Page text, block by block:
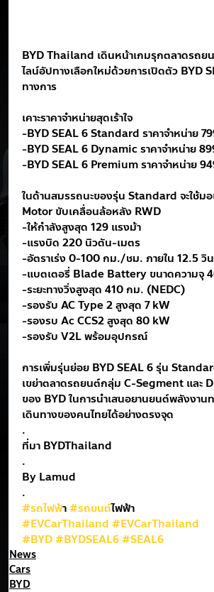
BYD Thailand เดินหน้าเกมรุกตลาดรถย
ไลน์อัปทางเลือกใหม่ด้วยการเปิดตัว BYD
ทางการ
เคาะราคาจำหน่ายสุดเร้าใจ
-BYD SEAL 6 Standard ราคาจำหน่าย
-BYD SEAL 6 Dynamic ราคาจำหน่าย
-BYD SEAL 6 Premium ราคาจำหน่าย
ในด้านสมรรถนะของรุ่น Standard จะใช้
Motor ขับเคลื่อนล้อหลัง RWD
-ให้กำลังสูงสุด 129 แรงม้า
-แรงบิด 220 นิวตัน-เมตร
-อัตราเร่ง 0-100 กม./ชม. ภายใน 12.5 วิ
-แบตเตอรี่ Blade Battery ขนาดความจุ
-ระยะทางวิ่งสูงสุด 410 กม. (NEDC)
-รองรับ AC Type 2 สูงสุด 7 kW
-รองรบ Ac CCS2 สูงสุด 80 kW
-รองรับ V2L พร้อมอุปกรณ์
การเพิ่มรุ่นย่อย BYD SEAL 6 รุ่น
เขย่าตลาดรถยนต์กลุ่ม C-Segment และ
ของ BYD ในการนำเสนอยานยนต์พลังงา
เดินทางของคนไทยได้อย่างตรงจุด
.
ที่มา BYDThailand
.
By Lamud
.
#รถไฟฟ้า #รถยนต์ไฟฟ้า
#EVCarThailand #EVCarThailand
#BYD#BYDSEAL6#SEAL6
News
Cars
BYD